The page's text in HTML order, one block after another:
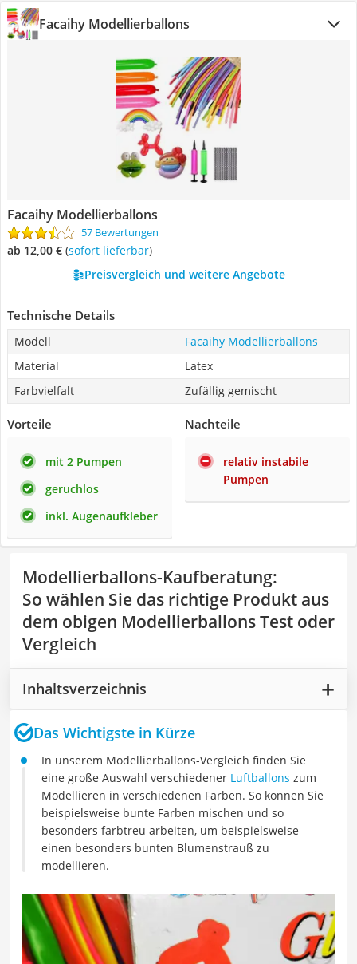
Facaihy Modellierballons
Facaihy Modellierballons
57 Bewertungen
ab 12,00 € ( Sofort lieferbar)
Preisvergleich und weitere Angebote
Technische Details
Modell
Facaihy Modellierballons
Material
Latex
Farbvielfalt
Zufällig gemischt
Vorteile
mit 2 Pumpen
geruchlos
inkl. Augenaufkleber
Nachteile
relativ instabile
Pumpen
Modellierballons-Kaufberatung:
So wählen Sie das richtige Produkt aus
dem obigen Modellierballons Test oder
Vergleich
Inhaltsverzeichnis
Das Wichtigste in Kürze
In unserem Modellierballons-Vergleich finden Sie
eine große Auswahl verschiedener Luftballons zum
Modellieren in verschiedenen Farben. So können Sie
beispielsweise bunte Farben mischen und so
besonders farbtreu arbeiten, um beispielsweise
einen besonders bunten Blumenstrauß zu
modellieren.